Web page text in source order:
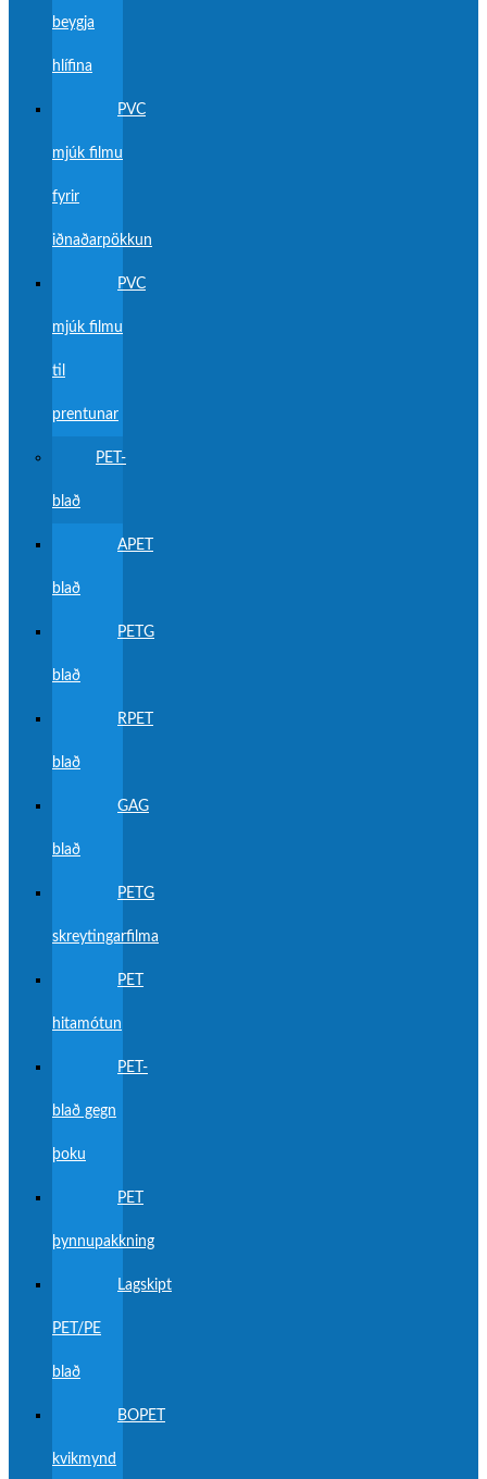
beygja
hlífina
PVC
mjúk filmu
fyrir
iðnaðarpökkun
PVC
mjúk filmu
til
prentunar
PET-
blað
APET
blað
PETG
blað
RPET
blað
GAG
blað
PETG
skreytingarfilma
PET
hitamótun
PET-
blað gegn
þoku
PET
þynnupakkning
Lagskipt
PET/PE
blað
BOPET
kvikmynd